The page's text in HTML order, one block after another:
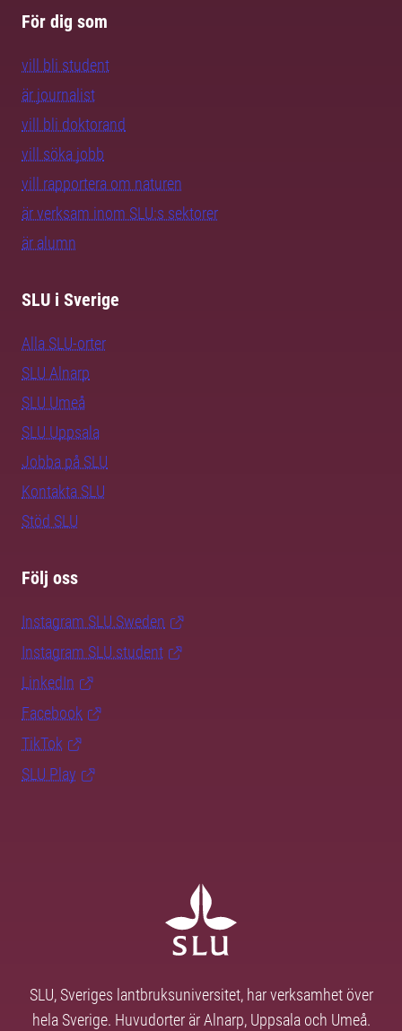
För dig som
vill bli student
är journalist
vill bli doktorand
vill söka jobb
vill rapportera om naturen
är verksam inom SLU:s sektorer
är alumn
SLU i Sverige
Alla SLU-orter
SLU Alnarp
SLU Umeå
SLU Uppsala
Jobba på SLU
Kontakta SLU
Stöd SLU
Följ oss
Instagram SLU.Sweden
Instagram SLU.student
LinkedIn
Facebook
TikTok
SLU Play
SLU, Sveriges lantbruksuniversitet, har verksamhet över
hela Sverige. Huvudorter är Alnarp, Uppsala och Umeå.